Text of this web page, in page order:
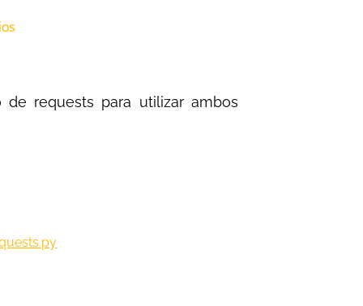
requests para utilizar ambos